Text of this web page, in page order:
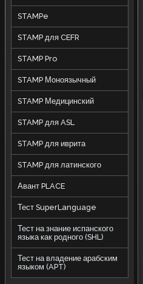
STAMPe
STAMP для CEFR
STAMP Pro
STAMP Моноязычный
STAMP Медицинский
STAMP для ASL
STAMP для иврита
STAMP для латинского
Авант PLACE
Тест SuperLanguage
Тест на знание испанского
языка как родного (SHL)
Тест на владение арабским
языком (APT)